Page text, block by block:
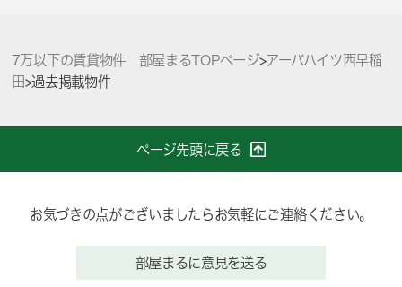
7万以下の賃貸物件 部屋まるTOPページ>アーバハイツ西早稲
田>過去掲載物件
ページ先頭に戻る
お気づきの点がございましたらお気軽にご連絡ください。
部屋まるに意見を送る